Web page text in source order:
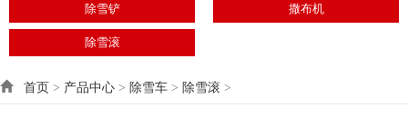
除雪铲 撒布机
除雪滚
首页 > 产品中心 > 除雪车 > 除雪滚 >